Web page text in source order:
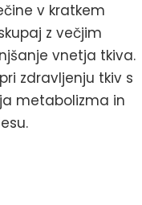
v kratkem
z večjim
vnetja tkiva.
zdravljenju tkiv s
metabolizma in